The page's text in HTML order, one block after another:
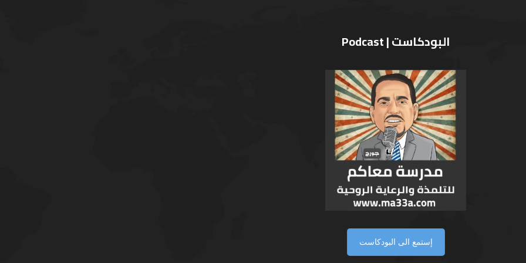
البودكاست | Podcast
إستمع الى البودكاست